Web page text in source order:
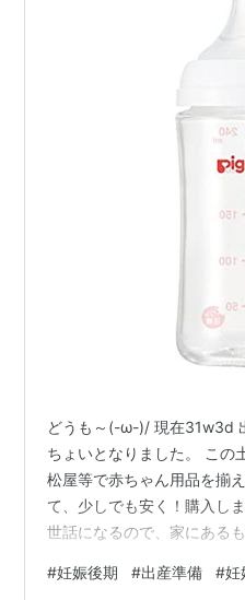
どうも～(-ω-)/ 現在31w3d
ちょいとなりました。 この
松屋等で赤ちゃん用品を揃
て、少しでも安く！購入し
世話になるので、家にある
Amazonが一番安かった。
#妊娠後期 #出産準備 #妊